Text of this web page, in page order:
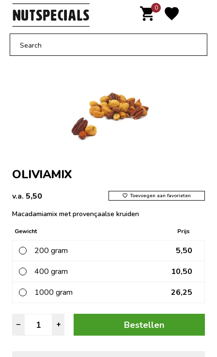
Door
naar
inhoud
0
OLIVIAMIX
v.a. 5,50 Toevoegen aan favorieten
Macadamiamix met provençaalse kruiden
Gewicht Prijs
200 gram
400 gram
1000 gram
5,50
10,50
26,25
–
Oliviamix
aantal
+ Bestellen